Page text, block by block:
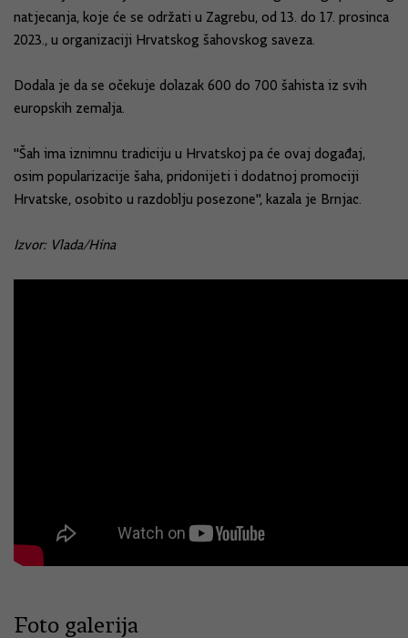
natjecanja, koje će se održati u Zagrebu, od 13. do 17. prosinca
2023., u organizaciji Hrvatskog šahovskog saveza.
Dodala je da se očekuje dolazak 600 do 700 šahista iz svih
europskih zemalja.
"Šah ima iznimnu tradiciju u Hrvatskoj pa će ovaj događaj,
osim popularizacije šaha, pridonijeti i dodatnoj promociji
Hrvatske, osobito u razdoblju posezone", kazala je Brnjac.
Izvor: Vlada/Hina
Foto galerija